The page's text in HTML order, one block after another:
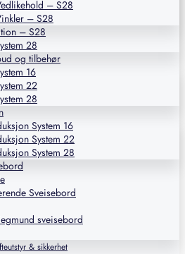
– S28
– S28
– S28
28
og tilbehør
16
22
28
System 16
System 22
System 28
Sveisebord
sveisebord
& sikkerhet